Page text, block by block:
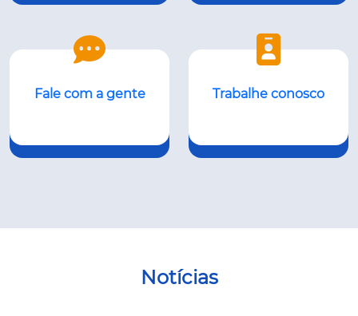
Fale com a gente Trabalhe conosco
Notícias